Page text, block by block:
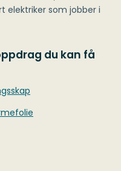
elektriker som jobber i
du kan få